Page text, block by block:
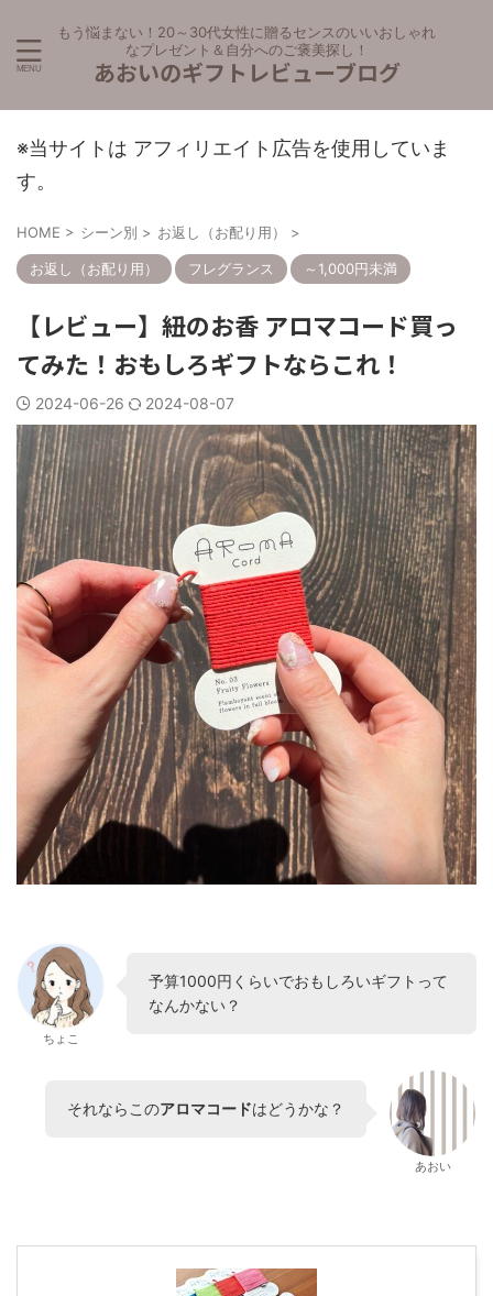
もう悩まない！20～30代女性に贈るセンスのいいおしゃれ
なプレゼント＆自分へのご褒美探し！
あおいのギフトレビューブログ
※当サイトは アフィリエイト広告を使用していま
す。
HOME > シーン別 > お返し（お配り用） >
お返し（お配り用） フレグランス ～1,000円未満
【レビュー】紐のお香 アロマコード買っ
てみた！おもしろギフトならこれ！
2024-06-26 2024-08-07
ちょこ
予算1000円くらいでおもしろいギフトって
なんかない？
それならこのアロマコードはどうかな？
あおい